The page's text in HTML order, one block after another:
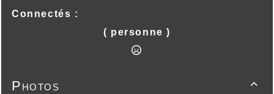
Connectés :
( personne )

Photos